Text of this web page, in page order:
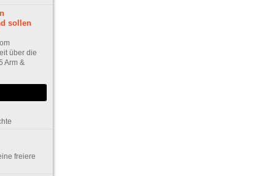
sollen
über die
Arm &
freiere